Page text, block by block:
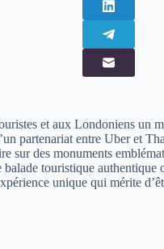
et aux Londoniens un
partenariat entre Uber et
sur des monuments
touristique
unique qui mérite